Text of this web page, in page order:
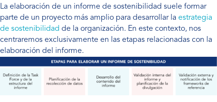
La elaboración de un informe de sostenibilidad suele formar
parte de un proyecto más amplio para desarrollar la estrategia
de sostenibilidad de la organización. En este contexto, nos
centraremos exclusivamente en las etapas relacionadas con la
elaboración del informe.